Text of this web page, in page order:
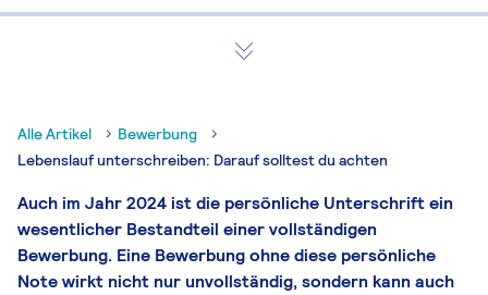
Alle Artikel
Bewerbung
Lebenslauf unterschreiben: Darauf solltest du achten
Auch im Jahr 2024 ist die persönliche Unterschrift ein
wesentlicher Bestandteil einer vollständigen
Bewerbung. Eine Bewerbung ohne diese persönliche
Note wirkt nicht nur unvollständig, sondern kann auch